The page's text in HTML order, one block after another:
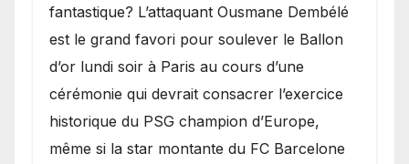
fantastique? L’attaquant Ousmane Dembélé
est le grand favori pour soulever le Ballon
d’or lundi soir à Paris au cours d’une
cérémonie qui devrait consacrer l’exercice
historique du PSG champion d’Europe,
même si la star montante du FC Barcelone